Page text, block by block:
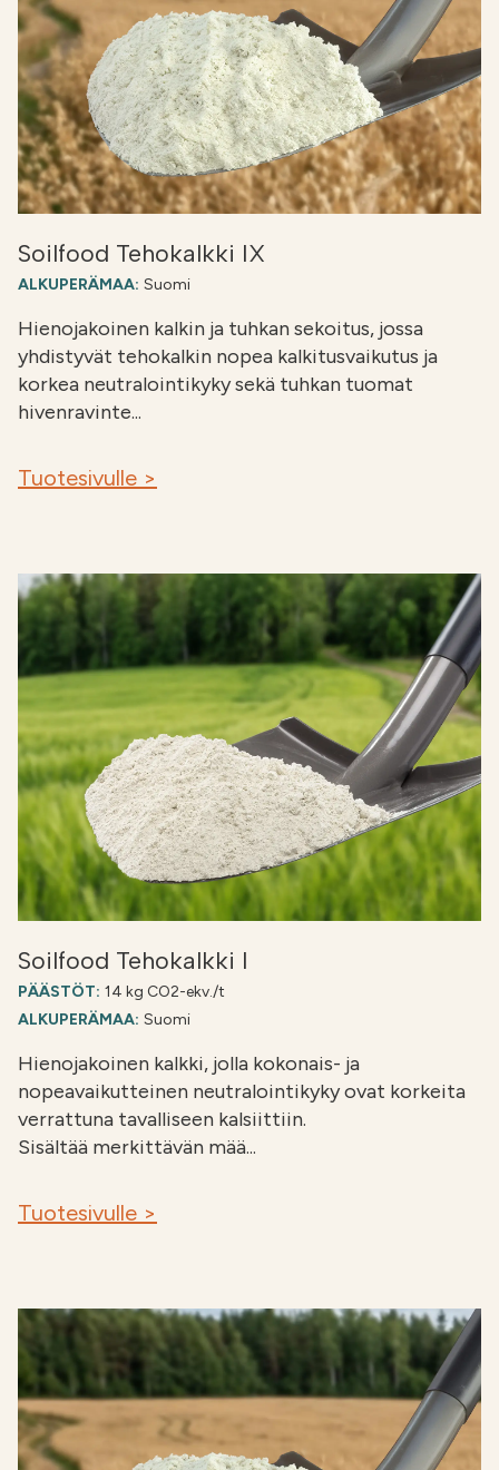
Soilfood Tehokalkki IX
ALKUPERÄMAA: Suomi
Hienojakoinen kalkin ja tuhkan sekoitus, jossa
yhdistyvät tehokalkin nopea kalkitusvaikutus ja
korkea neutralointikyky sekä tuhkan tuomat
hivenravinte...
Tuotesivulle >
Soilfood Tehokalkki I
PÄÄSTÖT: 14 kg CO2-ekv./t
ALKUPERÄMAA: Suomi
Hienojakoinen kalkki, jolla kokonais- ja
nopeavaikutteinen neutralointikyky ovat korkeita
verrattuna tavalliseen kalsiittiin.
Sisältää merkittävän mää...
Tuotesivulle >